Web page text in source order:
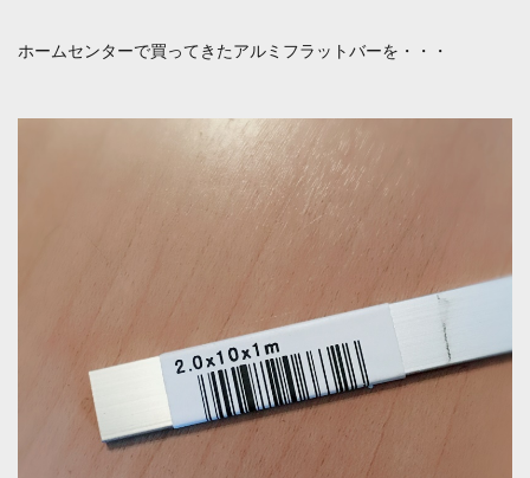
ホームセンターで買ってきたアルミフラットバーを・・・